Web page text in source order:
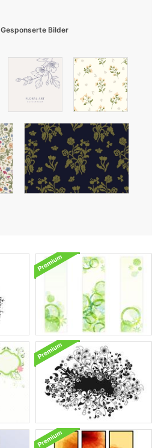
Gesponserte Bilder